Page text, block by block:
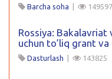
Barcha soha | 149597
Rossiya: Bakalavriat
uchun to’liq grant
Dasturlash | 143825